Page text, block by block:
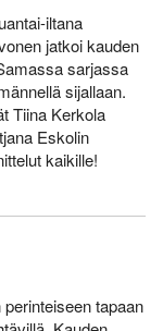
iltana
jatkoi kauden
sarjassa
sijallaan.
Tiina Kerkola
Eskolin
kaikille!
tapaan